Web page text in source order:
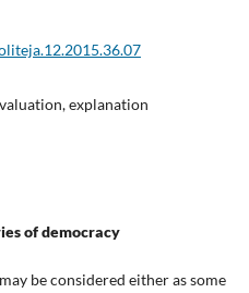
explanation
of democracy
be considered either as some